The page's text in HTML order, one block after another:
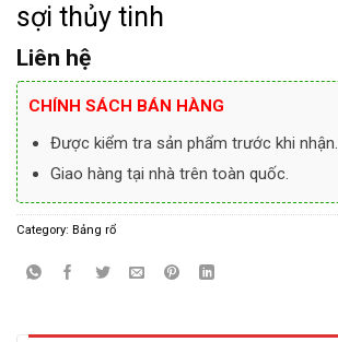
sợi thủy tinh
Liên hệ
CHÍNH SÁCH BÁN HÀNG
Được kiểm tra sản phẩm trước khi nhận.
Giao hàng tại nhà trên toàn quốc.
Category: Bảng rổ